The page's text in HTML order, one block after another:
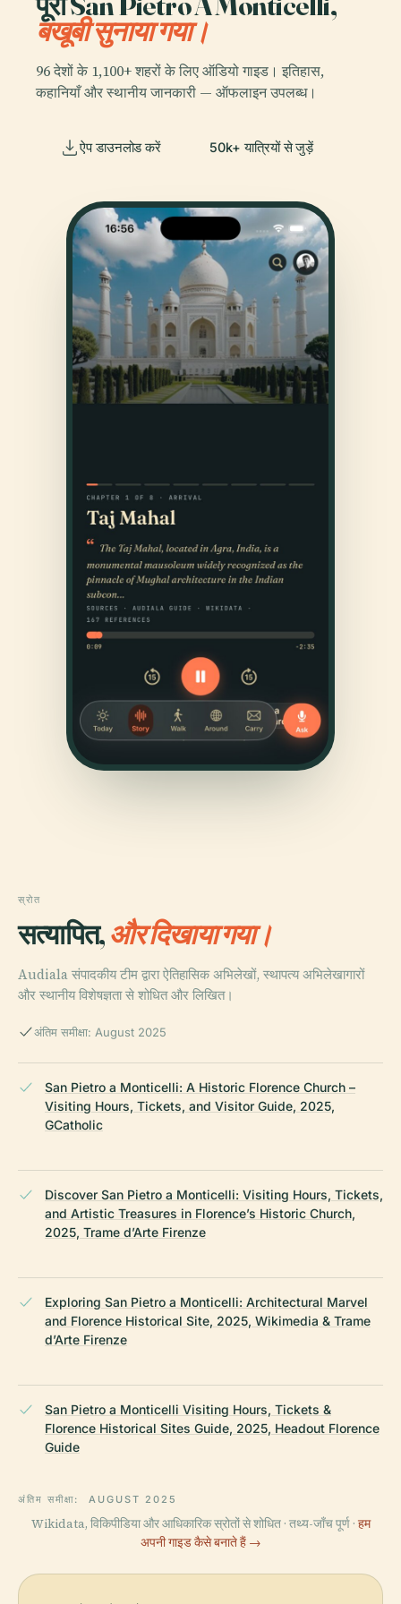
बखूबी सुनाया गया।
96 देशों के 1,100+ शहरों के लिए ऑडियो गाइड। इतिहास,
कहानियाँ और स्थानीय जानकारी — ऑफलाइन उपलब्ध।
ऐप डाउनलोड करें 50k+ यात्रियों से जुड़ें
स्रोत
सत्यापित,और दिखाया गया।
Audiala संपादकीय टीम द्वारा ऐतिहासिक अभिलेखों, स्थापत्य अभिलेखागारों
और स्थानीय विशेषज्ञता से शोधित और लिखित।
अंतिम समीक्षा: August 2025
San Pietro a Monticelli: A Historic Florence Church –
Visiting Hours, Tickets, and Visitor Guide, 2025,
GCatholic
Discover San Pietro a Monticelli: Visiting Hours, Tickets,
and Artistic Treasures in Florence’s Historic Church,
2025, Trame d’Arte Firenze
Exploring San Pietro a Monticelli: Architectural Marvel
and Florence Historical Site, 2025, Wikimedia & Trame
d’Arte Firenze
San Pietro a Monticelli Visiting Hours, Tickets &
Florence Historical Sites Guide, 2025, Headout Florence
Guide
अंतिम समीक्षा: AUGUST 2025
Wikidata, विकिपीडिया और आधिकारिक स्रोतों से शोधित · तथ्य-जाँच पूर्ण · हम
अपनी गाइड कैसे बनाते हैं →